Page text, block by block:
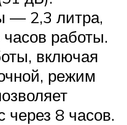
— 2,3 литра,
часов работы.
включая
режим
через 8 часов.